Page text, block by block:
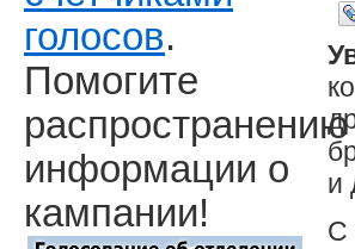
и
С
голосов.
Помогите
распространению
информации о
кампании!